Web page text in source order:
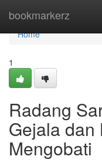
bookmarkerz
Home
Home
1
Radang
Gejala dan
Mengobati